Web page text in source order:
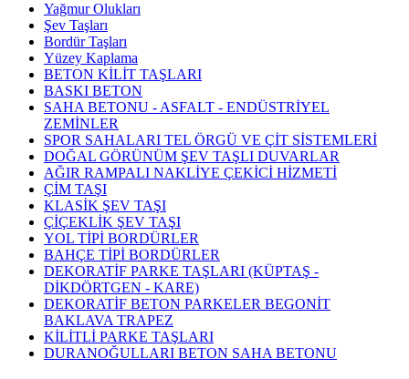
Yağmur Olukları
Şev Taşları
Bordür Taşları
Yüzey Kaplama
BETON KİLİT TAŞLARI
BASKI BETON
SAHA BETONU - ASFALT - ENDÜSTRİYEL
ZEMİNLER
SPOR SAHALARI TEL ÖRGÜ VE ÇİT SİSTEMLERİ
DOĞAL GÖRÜNÜM ŞEV TAŞLI DUVARLAR
AĞIR RAMPALI NAKLİYE ÇEKİCİ HİZMETİ
ÇİM TAŞI
KLASİK ŞEV TAŞI
ÇİÇEKLİK ŞEV TAŞI
YOL TİPİ BORDÜRLER
BAHÇE TİPİ BORDÜRLER
DEKORATİF PARKE TAŞLARI (KÜPTAŞ -
DİKDÖRTGEN - KARE)
DEKORATİF BETON PARKELER BEGONİT
BAKLAVA TRAPEZ
KİLİTLİ PARKE TAŞLARI
DURANOĞULLARI BETON SAHA BETONU